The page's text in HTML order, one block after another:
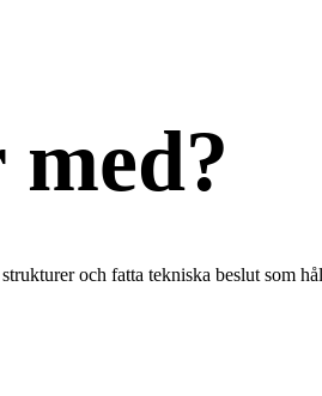
och fatta tekniska beslut som